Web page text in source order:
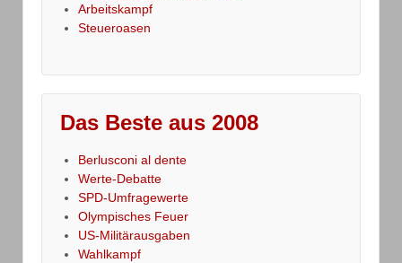
Arbeitskampf
Steueroasen
Das Beste aus 2008
Berlusconi al dente
Werte-Debatte
SPD-Umfragewerte
Olympisches Feuer
US-Militärausgaben
Wahlkampf